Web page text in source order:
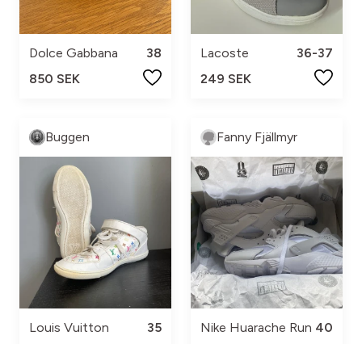
Dolce Gabbana
38
850 SEK
Lacoste
36-37
249 SEK
Buggen
Louis Vuitton
35
Fanny Fjällmyr
Nike Huarache Run 40